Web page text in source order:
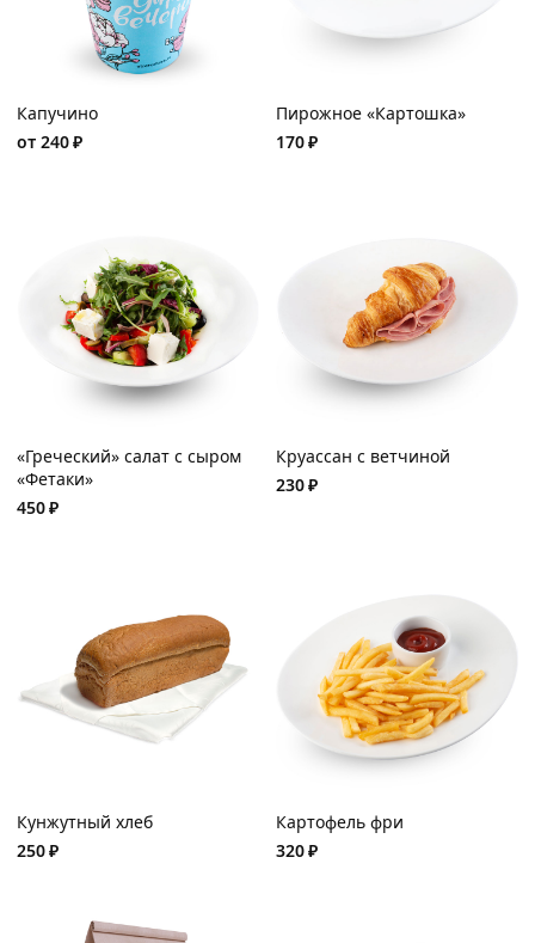
Капучино
от 240₽
Пирожное «Картошка»
170₽
«Греческий» салат с сыром
«Фетаки»
450₽
Круассан с ветчиной
230₽
Кунжутный хлеб
250₽
Картофель фри
320₽